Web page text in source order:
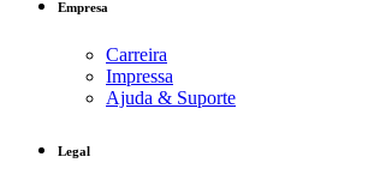
Empresa
Carreira
Impressa
Ajuda & Suporte
Legal